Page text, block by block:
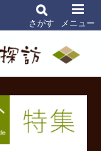
さがす メニュー